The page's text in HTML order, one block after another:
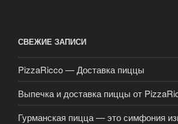
СВЕЖИЕ ЗАПИСИ
PizzaRicco — Доставка пиццы
Выпечка и доставка пиццы от
Гурманская пицца — это симфония